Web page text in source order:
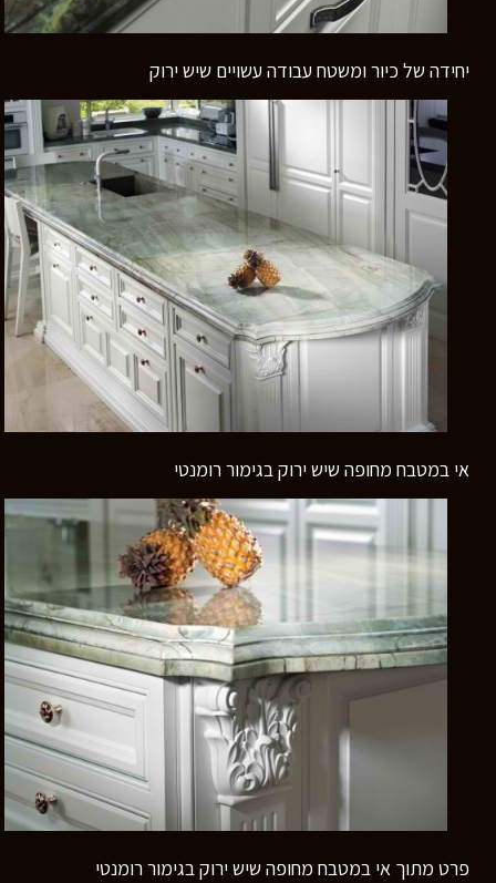
יחידה של כיור ומשטח עבודה עשויים שיש ירוק
אי במטבח מחופה שיש ירוק בגימור רומנטי
פרט מתוך אי במטבח מחופה שיש ירוק בגימור רומנטי